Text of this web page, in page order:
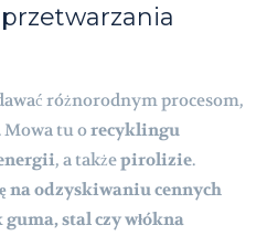
różnorodnym procesom,
Mowa tu orecyklingu
, a takżepirolizie.
na odzyskiwaniu cennych
stal czy włókna